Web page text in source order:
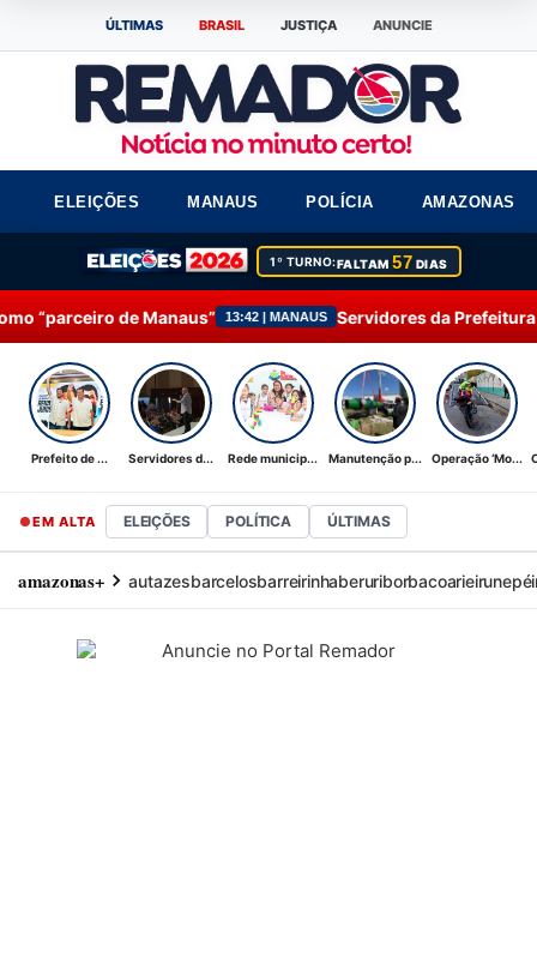
ÚLTIMAS BRASIL JUSTIÇA ANUNCIE
ELEIÇÕES MANAUS POLÍCIA AMAZONAS
1º TURNO:FALTAM57 DIAS
13:42 | MANAUS Servidores da Prefeitura de Manaus
Prefeito de ... Servidores d... Rede municip... Manutenção p... Operação ‘Mo...
EM ALTA ELEIÇÕES POLÍTICA ÚLTIMAS
amazonas+ autazesbarcelosbarreirinhaberuriborbacoarieirunepé